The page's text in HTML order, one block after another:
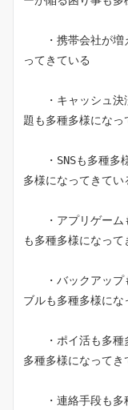
・携帯会社が増
ってきている
・キャッシュ決済
題も多種多様になっ
・SNSも多種多様
多様になってきてい
・アプリゲーム
も多種多様になって
・バックアップも
ブルも多種多様にな
・ポイ活も多種多
多種多様になってき
・連絡手段も多